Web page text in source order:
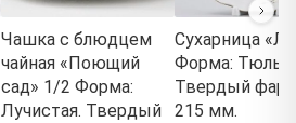
Чашка с блюдцем
чайная «Поющий
сад» 1/2 Форма:
Лучистая. Твердый
Сухарница
Форма:
Твердый
215 мм.